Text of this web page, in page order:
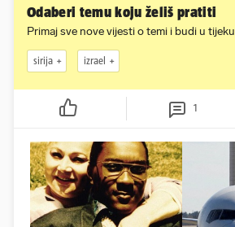
Odaberi temu koju želiš pratiti
Primaj sve nove vijesti o temi i budi u tijeku
sirija izrael
1